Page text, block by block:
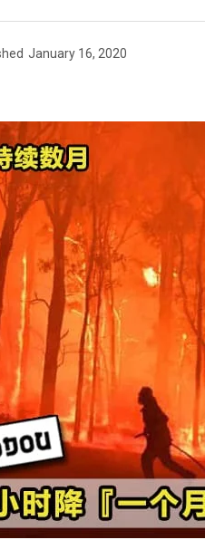
January 16, 2020